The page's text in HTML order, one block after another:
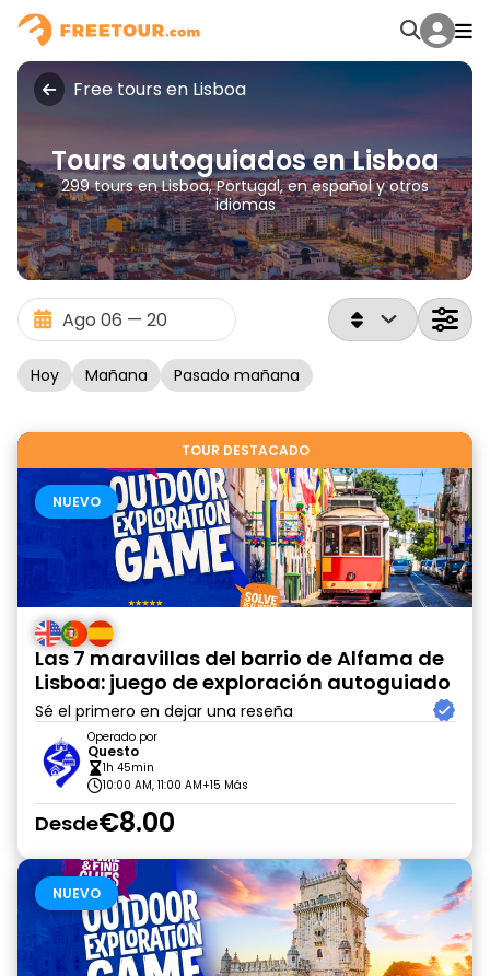
Free tours en Lisboa
Tours autoguiados en Lisboa
299 tours en Lisboa, Portugal, en español y otros
idiomas
Hoy Mañana Pasado mañana
TOUR DESTACADO
NUEVO
Las 7 maravillas del barrio de Alfama de
Lisboa: juego de exploración autoguiado
Sé el primero en dejar una reseña
Operado por
Questo
1h 45min
10:00 AM, 11:00 AM+15 Más
Desde€8.00
NUEVO